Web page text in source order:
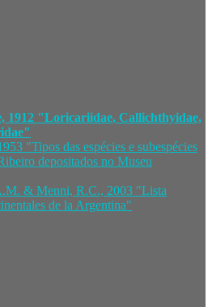
1912 "Loricariidae, Callichthyidae,
"Tipos das espécies e subespécies
depositados no Museu
& Menni, R.C., 2003 "Lista
de la Argentina"